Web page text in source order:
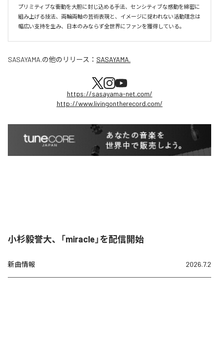
プリミティブな衝動を大胆に封じ込める手法、センシティブな感動を綿密に
組み上げる技法、両輪両軸の芸術表現と、イメージに捉われない活動理念は
幅広い支持を生み、日本のみならず全世界にファンを獲得している。
SASAYAMA.の他のリリース： SASAYAMA.
https://sasayama-net.com/
http://www.livingontherecord.com/
小杉毅誉大、「miracle」を配信開始
新曲情報 2026.7.2